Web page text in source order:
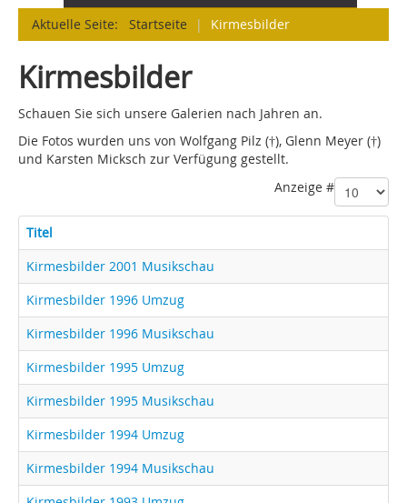
Aktuelle Seite: Startseite | Kirmesbilder
Kirmesbilder
Schauen Sie sich unsere Galerien nach Jahren an.
Die Fotos wurden uns von Wolfgang Pilz (†), Glenn Meyer (†)
und Karsten Micksch zur Verfügung gestellt.
Anzeige #
Titel
Kirmesbilder 2001 Musikschau
Kirmesbilder 1996 Umzug
Kirmesbilder 1996 Musikschau
Kirmesbilder 1995 Umzug
Kirmesbilder 1995 Musikschau
Kirmesbilder 1994 Umzug
Kirmesbilder 1994 Musikschau